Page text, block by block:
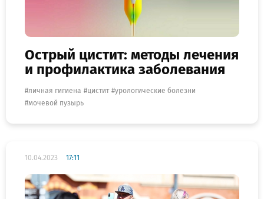
Острый цистит: методы лечения
и профилактика заболевания
личная гигиена цистит
урологические болезни
мочевой пузырь
10.04.2023 17:11